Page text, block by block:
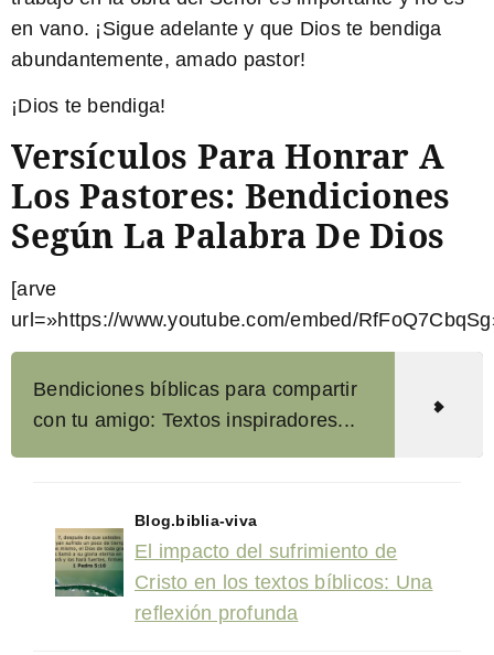
en vano. ¡Sigue adelante y que Dios te bendiga
abundantemente, amado pastor!
¡Dios te bendiga!
Versículos Para Honrar A
Los Pastores: Bendiciones
Según La Palabra De Dios
[arve
url=»https://www.youtube.com/embed/
Bendiciones bíblicas para compartir
con tu amigo: Textos inspiradores...
Blog.biblia-viva
El impacto del sufrimiento de
Cristo en los textos bíblicos: Una
reflexión profunda